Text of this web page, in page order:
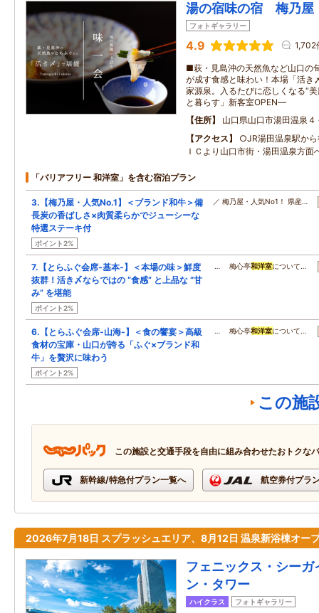
湯の宿味の宿 梅乃屋
フォトギャラリー
4.9 1,702
■萩・見島沖の天然魚など山口の
が成す食感と味わい！本場「活き
家源泉。入るたびに恋しくなる“
と暮らす」新客室OPEN―
住所
山口県山口市湯田温泉４
アクセス
○JR湯田温泉駅か
ＩＣより山口市街・湯田温泉方面
「バリアフリー 和洋室」を含む宿泊プラン
3.【梅乃屋・人気No.1】＜ブランド和牛＞備
長炭の香ばしさ×肉質柔らかでジューシーな
特選ステーキ付
ポイント2%
／ 梅乃屋・人気No1！ 県産…
7.【とらふぐ会席‐基本‐】＜本場の味＞鮮度
抜群！活き〆ならではの “食感” と上品な “甘
み” を堪能
ポイント2%
… 梅心亭和洋室について…
6.【とらふぐ会席‐山海‐】＜食の饗宴＞高級
食材の宝庫・山口が誇る「ふぐ×ブランド和
牛」を贅沢に味わう
ポイント2%
… 梅心亭和洋室について…
この施
この施設と交通手段を自由に組み合わせたおトクな
新幹線/特急付プラン一覧へ 航空券付プラ
2026年7月18日 スプラッシュエリア、8月12日 温泉新浴棟オー
フェニックス・シー
ン・タワー
ハイクラス フォトギャラリー